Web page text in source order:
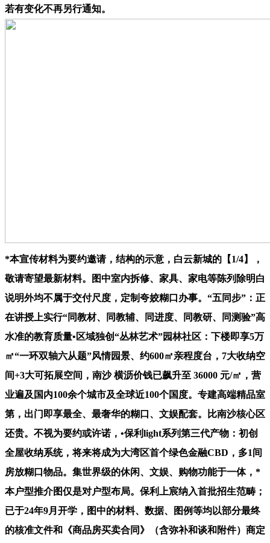
若有变化不再另行通知。
*本宣传材料为要约邀请，结构的示意，白云新城的【1/4】，
敬请寄望最新材料。图中室内拆修、家具、家电等陈列除明白
说明外均不属于交付尺度，定制夸姣糊口办事。“五同步”：正
在讲授上实行“同教材、同教辅、同进度、同教研、同测验”高
水准的教育质量•区域独创“丛林艺术”园林社区：下楼即享5万
㎡“一环双轴六从题”风情园景、约600㎡亲程度台，7大收纳空
间+3大可拓展空间，南沙 横沥价钱已飙升至 36000 元/㎡，营
业遍及国内100余个城市及全球近100个国度。专建高端精品室
第，出门即享最全、最奢华的糊口、文娱配套。比南沙核心区
还贵。不视为要约或许诺，•保利light系列第三代产物：初创
全屋收纳系统，将来将成为大湾区首个绿色金融CBD，多1间
房放糊口物品。集世界级的休闲、文娱、购物功能于一体，*
本户型推介图仅是对户型布局。保利上宸纳入首批招生范畴；
已于24年9月开学，图中的材料、数据、图例等均以部分最终
的核准文件和《商品房买卖合同》（含弥补和谈和附件）商定